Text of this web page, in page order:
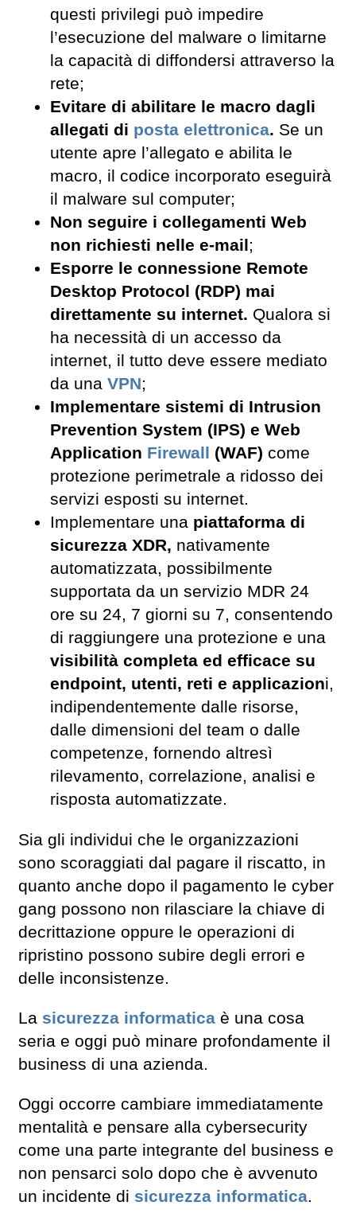
questi privilegi può impedire
l’esecuzione del malware o limitarne
la capacità di diffondersi attraverso la
rete;
Evitare di abilitare le macro dagli
allegati di posta elettronica. Se un
utente apre l’allegato e abilita le
macro, il codice incorporato eseguirà
il malware sul computer;
Non seguire i collegamenti Web
non richiesti nelle e-mail ;
Esporre le connessione Remote
Desktop Protocol (RDP) mai
direttamente su internet. Qualora si
ha necessità di un accesso da
internet, il tutto deve essere mediato
da una VPN;
Implementare sistemi di Intrusion
Prevention System (IPS) e Web
Application Firewall (WAF) come
protezione perimetrale a ridosso dei
servizi esposti su internet.
Implementare una piattaforma di
sicurezza XDR, nativamente
automatizzata, possibilmente
supportata da un servizio MDR 24
ore su 24, 7 giorni su 7, consentendo
di raggiungere una protezione e una
visibilità completa ed efficace su
endpoint, utenti, reti e applicazioni,
indipendentemente dalle risorse,
dalle dimensioni del team o dalle
competenze, fornendo altresì
rilevamento, correlazione, analisi e
risposta automatizzate.
Sia gli individui che le organizzazioni
sono scoraggiati dal pagare il riscatto, in
quanto anche dopo il pagamento le cyber
gang possono non rilasciare la chiave di
decrittazione oppure le operazioni di
ripristino possono subire degli errori e
delle inconsistenze.
La sicurezza informatica è una cosa
seria e oggi può minare profondamente il
business di una azienda.
Oggi occorre cambiare immediatamente
mentalità e pensare alla cybersecurity
come una parte integrante del business e
non pensarci solo dopo che è avvenuto
un incidente di sicurezza informatica.